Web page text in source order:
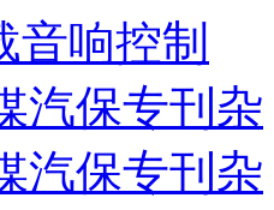
音响控制
汽保专刊杂
汽保专刊杂